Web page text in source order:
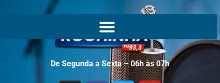
De Segunda a Sexta – 06h às 07h